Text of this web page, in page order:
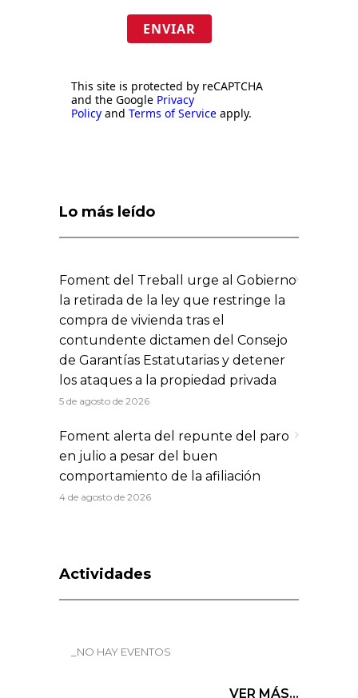
ENVIAR
This site is protected by reCAPTCHA
and the Google Privacy
Policy and Terms of Service apply.
Lo más leído
Foment del Treball urge al Gobierno
la retirada de la ley que restringe la
compra de vivienda tras el
contundente dictamen del Consejo
de Garantías Estatutarias y detener
los ataques a la propiedad privada
5 de agosto de 2026
Foment alerta del repunte del paro
en julio a pesar del buen
comportamiento de la afiliación
4 de agosto de 2026
Actividades
_NO HAY EVENTOS
VER MÁS...